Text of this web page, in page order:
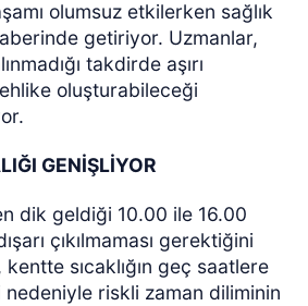
olumsuz etkilerken sağlık
getiriyor. Uzmanlar,
takdirde aşırı
oluşturabileceği
GENİŞLİYOR
en dik geldiği 10.00 ile 16.00
çıkılmaması gerektiğini
sıcaklığın geç saatlere
riskli zaman diliminin